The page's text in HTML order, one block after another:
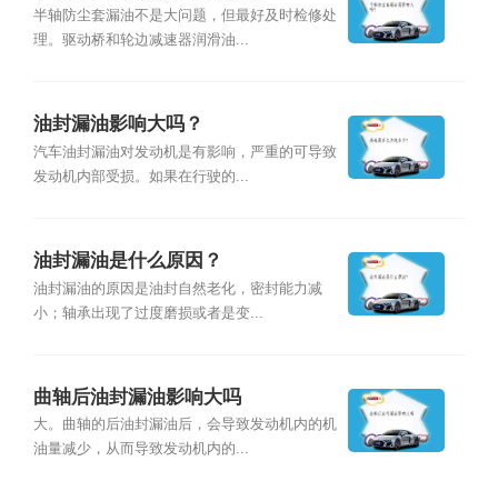
半轴防尘套漏油不是大问题，但最好及时检修处
理。驱动桥和轮边减速器润滑油...
油封漏油影响大吗？
汽车油封漏油对发动机是有影响，严重的可导致
发动机内部受损。如果在行驶的...
油封漏油是什么原因？
油封漏油的原因是油封自然老化，密封能力减
小；轴承出现了过度磨损或者是变...
曲轴后油封漏油影响大吗
大。曲轴的后油封漏油后，会导致发动机内的机
油量减少，从而导致发动机内的...